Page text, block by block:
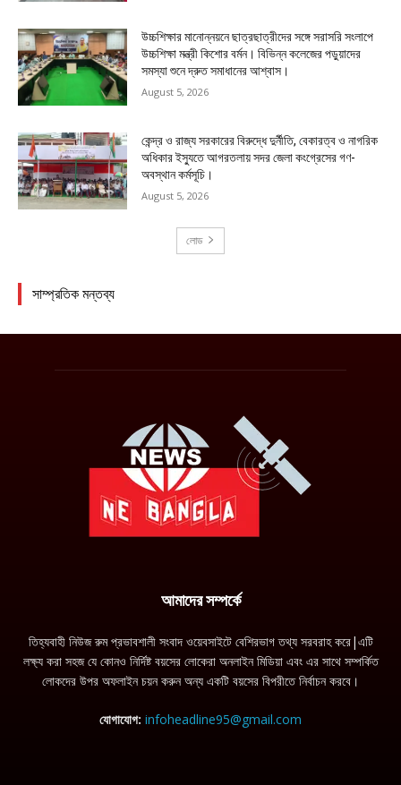
আমাদের সম্পর্কে
তিহ্যবাহী নিউজ রুম প্রভাবশালী সংবাদ ওয়েবসাইটে বেশিরভাগ তথ্য সরবরাহ করে|এটি
লক্ষ্য করা সহজ যে কোনও নির্দিষ্ট বয়সের লোকেরা অনলাইন মিডিয়া এবং এর সাথে সম্পর্কিত
লোকদের উপর অফলাইন চয়ন করুন অন্য একটি বয়সের বিপরীতে নির্বাচন করবে।
যোগাযোগ: infoheadline95@gmail.com